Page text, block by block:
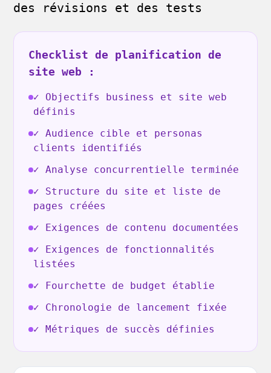
des révisions et des tests
Checklist de planification de
site web :
✓ Objectifs business et site web
définis
✓ Audience cible et personas
clients identifiés
✓ Analyse concurrentielle terminée
✓ Structure du site et liste de
pages créées
✓ Exigences de contenu documentées
✓ Exigences de fonctionnalités
listées
✓ Fourchette de budget établie
✓ Chronologie de lancement fixée
✓ Métriques de succès définies